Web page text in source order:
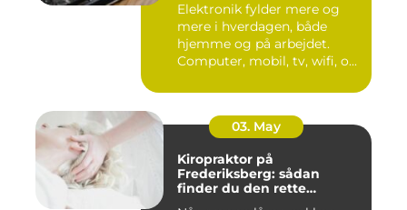
Elektronik fylder mere og
mere i hverdagen, både
hjemme og på arbejdet.
Computer, mobil, tv, wifi, o...
03. May
Kiropraktor på
Frederiksberg: sådan
finder du den rette